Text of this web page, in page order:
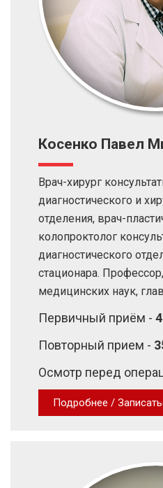
Косенко Павел
Врач-хирург
диагностического и
отделения, врач-
колопроктолог
диагностического
стационара.
медицинских наук,
Первичный приём -
Повторный прием -
Осмотр перед
Подробнее /